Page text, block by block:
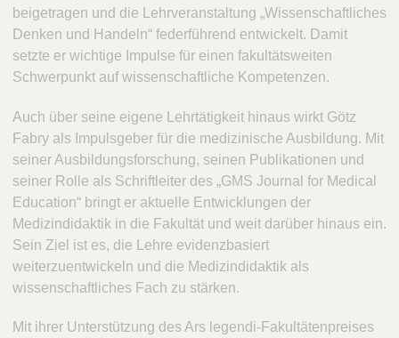
beigetragen und die Lehrveranstaltung „Wissenschaftliches
Denken und Handeln“ federführend entwickelt. Damit
setzte er wichtige Impulse für einen fakultätsweiten
Schwerpunkt auf wissenschaftliche Kompetenzen.
Auch über seine eigene Lehrtätigkeit hinaus wirkt Götz
Fabry als Impulsgeber für die medizinische Ausbildung. Mit
seiner Ausbildungsforschung, seinen Publikationen und
seiner Rolle als Schriftleiter des „GMS Journal for Medical
Education“ bringt er aktuelle Entwicklungen der
Medizindidaktik in die Fakultät und weit darüber hinaus ein.
Sein Ziel ist es, die Lehre evidenzbasiert
weiterzuentwickeln und die Medizindidaktik als
wissenschaftliches Fach zu stärken.
Mit ihrer Unterstützung des Ars legendi-Fakultätenpreises